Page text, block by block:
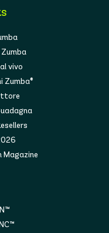
vivo
Zumba®
Magazine